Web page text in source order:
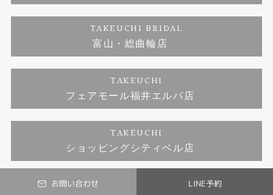
お問い合わせ LINE予約
福井工房｜手作り婚約指輪プロポーズプラン
TAKEUCHI BRIDAL
富山・総曲輪店
TAKEUCHI
フェアモール福井エルパ店
TAKEUCHI
ショッピングシティベル店
© TAKEUCHI BRIDAL All Rights Reserved.